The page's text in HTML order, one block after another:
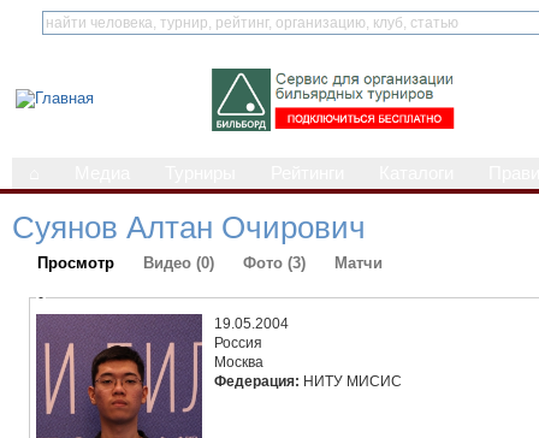
Суянов Алтан Очирович
Просмотр Видео (0) Фото (3) Матчи
-
19.05.2004
Россия
Москва
Федерация: НИТУ МИСИС